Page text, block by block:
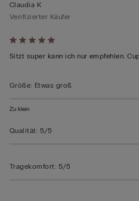
Mit
5
5
Claudia K
Verifizierter Käufer
Sitzt super kann ich nur empfehlen.
Größe: Etwas groß
Zu klein
Qualität: 5/5
Tragekomfort: 5/5